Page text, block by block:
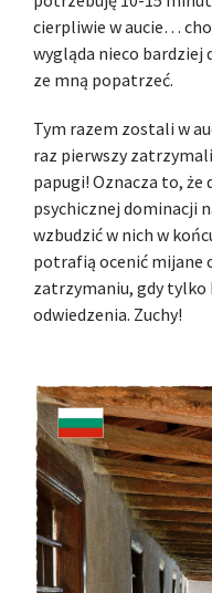
cierpliwie w aucie…
wygląda nieco bardziej
ze mną popatrzeć.
Tym razem zostali w
raz pierwszy
papugi! Oznacza to, że
psychicznej dominacji
wzbudzić w nich w
potrafią ocenić mijane
zatrzymaniu, gdy tylko
odwiedzenia. Zuchy!